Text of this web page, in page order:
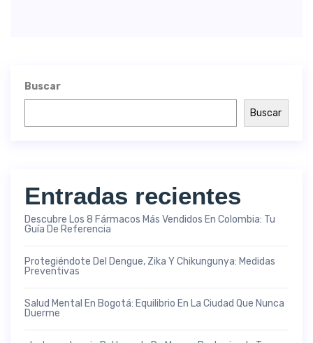
Buscar
Buscar
Entradas recientes
Descubre Los 8 Fármacos Más Vendidos En Colombia: Tu
Guía De Referencia
Protegiéndote Del Dengue, Zika Y Chikungunya: Medidas
Preventivas
Salud Mental En Bogotá: Equilibrio En La Ciudad Que Nunca
Duerme